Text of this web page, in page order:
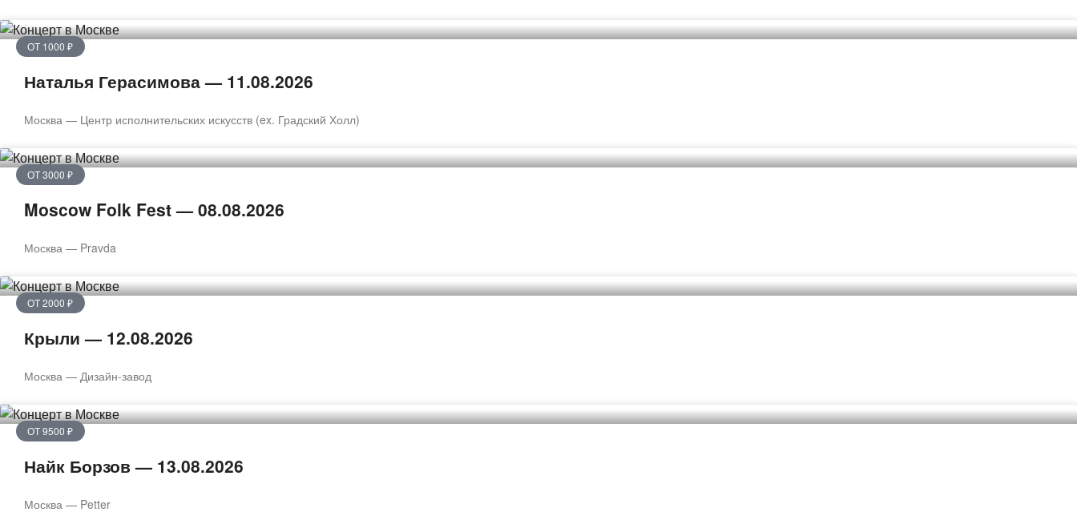
ОТ 1000 ₽
Наталья Герасимова — 11.08.2026
Москва — Центр исполнительских искусств (ex. Градский Холл)
ОТ 3000 ₽
Moscow Folk Fest — 08.08.2026
Москва — Pravda
ОТ 2000 ₽
Крыли — 12.08.2026
Москва — Дизайн-завод
ОТ 9500 ₽
Найк Борзов — 13.08.2026
Москва — Petter